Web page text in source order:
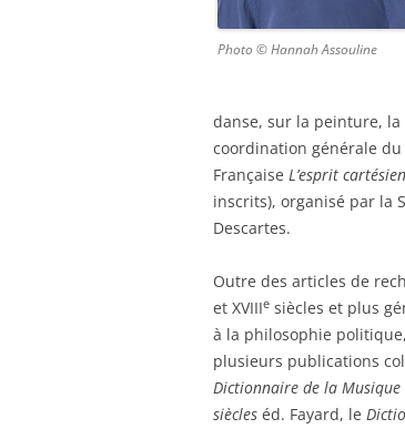
Photo © Hannah Assouline
danse, sur la peinture, la
coordination générale du
Française L’esprit cartésien
inscrits), organisé par la
Descartes.
Outre des articles de
et XVIIIe siècles et plus
à la philosophie
plusieurs publications
Dictionnaire de la Musique
siècles éd. Fayard, le